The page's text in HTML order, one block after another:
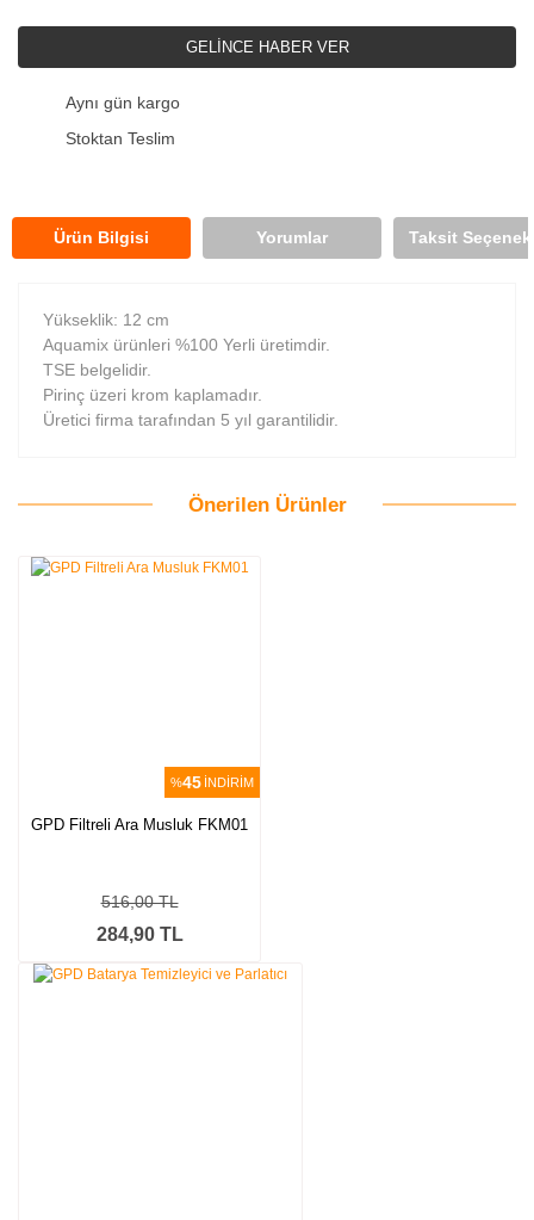
GELİNCE HABER VER
Aynı gün kargo
Stoktan Teslim
Ürün Bilgisi Yorumlar Taksit
Yükseklik: 12 cm
Aquamix ürünleri %100 Yerli üretimdir.
TSE belgelidir.
Pirinç üzeri krom kaplamadır.
Üretici firma tarafından 5 yıl garantilidir.
Önerilen Ürünler
%45 İNDİRİM
GPD Filtreli Ara Musluk FKM01
284,90 TL
516,00 TL